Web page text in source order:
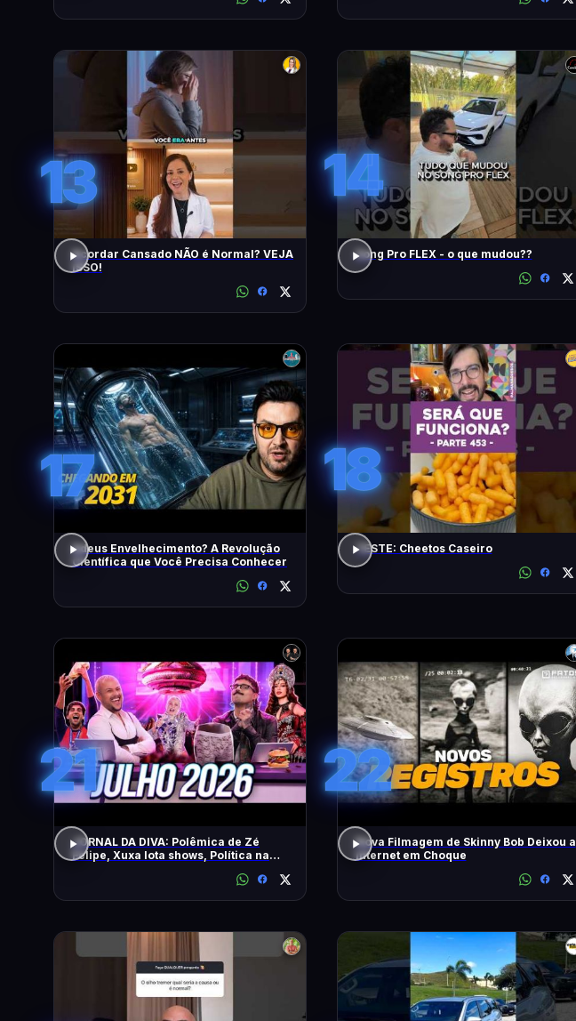
13
Acordar Cansado NÃO é Normal? VEJA
ISSO!
14
Song Pro FLEX - o que mudou??
17
Adeus Envelhecimento? A Revolução
Científica que Você Precisa Conhecer
18
TESTE: Cheetos Caseiro
21
JORNAL DA DIVA: Polêmica de Zé
Felipe, Xuxa lota shows, Política na
22
Nova Filmagem de Skinny Bob Deixou a
Internet em Choque